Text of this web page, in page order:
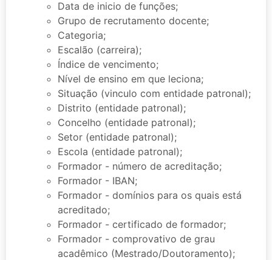
Data de inicio de funções;
Grupo de recrutamento docente;
Categoria;
Escalão (carreira);
Índice de vencimento;
Nível de ensino em que leciona;
Situação (vinculo com entidade patronal);
Distrito (entidade patronal);
Concelho (entidade patronal);
Setor (entidade patronal);
Escola (entidade patronal);
Formador - número de acreditação;
Formador - IBAN;
Formador - domínios para os quais está
acreditado;
Formador - certificado de formador;
Formador - comprovativo de grau
acadêmico (Mestrado/Doutoramento);